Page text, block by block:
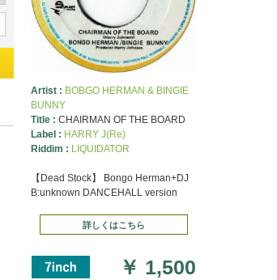
Artist : BOBGO HERMAN & BINGIE
BUNNY
Title :CHAIRMAN OF THE BOARD
Label : HARRY J(Re)
Riddim : LIQUIDATOR
【Dead Stock】 Bongo Herman+DJ
B:unknown DANCEHALL version
詳しくはこちら
￥ 1,500